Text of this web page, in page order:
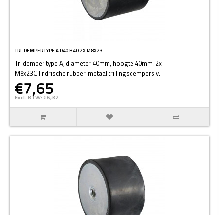
TRILDEMPER TYPE A D40 H40 2X M8X23
Trildemper type A, diameter 40mm, hoogte 40mm, 2x
M8x23Cilindrische rubber-metaal trillingsdempers v..
€7,65
Excl. BTW: €6,32